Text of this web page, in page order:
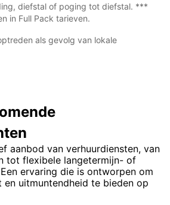
diefstal of poging tot diefstal. ***
in Full Pack tarieven.
als gevolg van lokale
aanbod van verhuurdiensten, van
tot flexibele langetermijn- of
ervaring die is ontworpen om
uitmuntendheid te bieden op